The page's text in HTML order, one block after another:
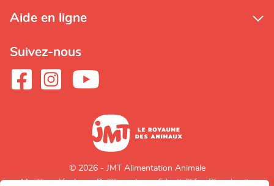
Aide en ligne
Suivez-nous
© 2026 - JMT Alimentation Animale
Mentions légales
Politique de confidentialité Plan du site